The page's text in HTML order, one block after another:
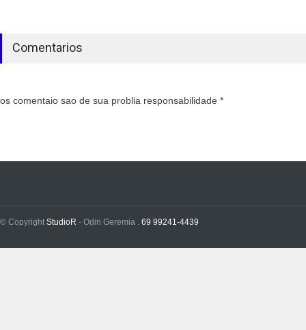
Comentarios
os comentaio sao de sua problia responsabilidade *
© Copyright StudioR - Odin Geremia . 69 99241-4439